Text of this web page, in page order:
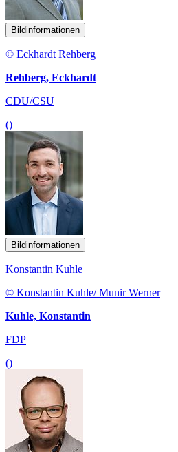
Bildinformationen
© Eckhardt Rehberg
Rehberg, Eckhardt
CDU/CSU
()
Bildinformationen
Konstantin Kuhle
© Konstantin Kuhle/ Munir Werner
Kuhle, Konstantin
FDP
()